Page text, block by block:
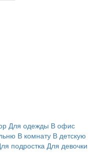
Для одежды В офис
В комнату В детскую
подростка Для девочки